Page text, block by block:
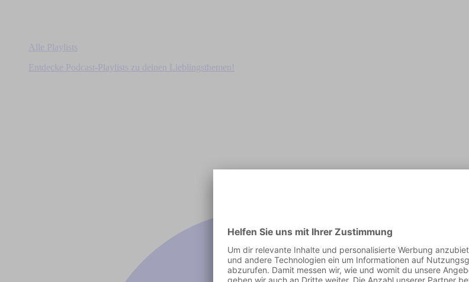
Alle Playlists
Entdecke Podcast-Playlists zu deinen Lieblingsthemen!